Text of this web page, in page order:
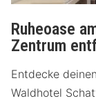
Ruheoase
Zentrum
Entdecke
Waldhotel